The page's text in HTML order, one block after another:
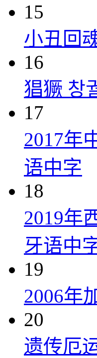
15
小丑回
16
猖獗 창
17
2017年
语中字
18
2019年
牙语中
19
2006年
20
遗传厄